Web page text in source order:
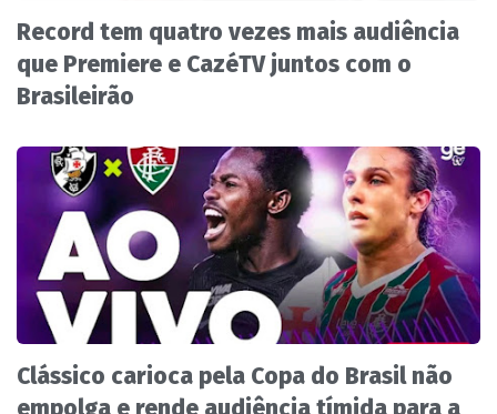
Record tem quatro vezes mais audiência
que Premiere e CazéTV juntos com o
Brasileirão
Clássico carioca pela Copa do Brasil não